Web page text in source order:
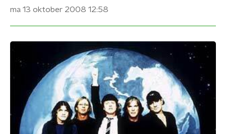
ma 13 oktober 2008 12:58